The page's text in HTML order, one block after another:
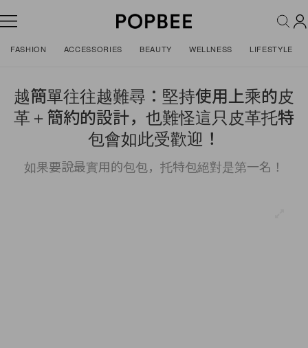
FASHION ACCESSORIES BEAUTY WELLNESS LIFESTYLE
越簡單往往越難尋：堅持使用上乘的皮
革＋簡約的設計，也難怪這只皮革托特
包會如此受歡迎！
如果要說最實用的包包，托特包絕對是第一名！